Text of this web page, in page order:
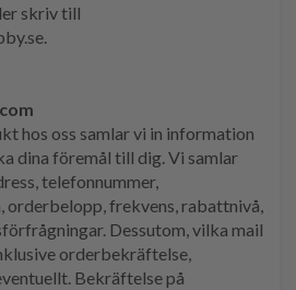
skriv till
hos oss samlar vi in ​​information
dina föremål till dig. Vi samlar
telefonnummer,
orderbelopp, frekvens, rabattnivå,
Dessutom, vilka mail
orderbekräftelse,
Bekräftelse på